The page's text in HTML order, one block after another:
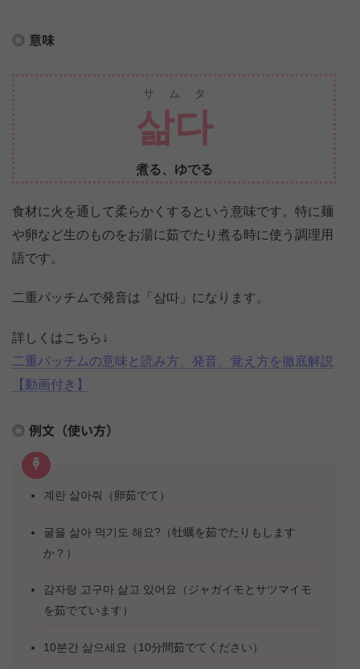
意味
삶다
サムタ
煮る、ゆでる
食材に火を通して柔らかくするという意味です。特に麺
や卵など生のものをお湯に茹でたり煮る時に使う調理用
語です。
二重パッチムで発音は「삼따」になります。
詳しくはこちら↓
二重パッチムの意味と読み方、発音、覚え方を徹底解説
【動画付き】
例文（使い方）
계란 삶아줘（卵茹でて）
굴을 삶아 먹기도 해요?（牡蠣を茹でたりもします
か？）
감자랑 고구마 삶고 있어요（ジャガイモとサツマイモ
を茹でています）
10분간 삶으세요（10分間茹でてください）